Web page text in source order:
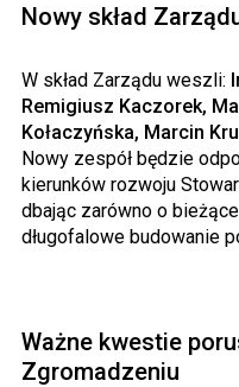
Nowy skład
W skład Zarządu weszli:
Remigiusz Kaczorek,
Kołaczyńska, Marcin
Nowy zespół będzie
kierunków rozwoju
dbając zarówno o
długofalowe budowanie
Ważne kwestie
Zgromadzeniu